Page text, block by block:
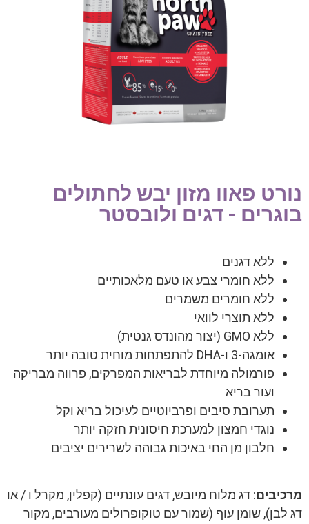
נורט פאוו מזון יבש לחתולים
בוגרים - דגים ולובסטר
ללא דגנים
ללא חומרי צבע או טעם מלאכותיים
ללא חומרים משמרים
ללא תוצרי לוואי
ללא GMO (יצור מהונדס גנטית)
אומגה-3 ו-DHA להתפתחות מוחית טובה יותר
פורמולה מיוחדת לבריאות המפרקים, פרווה מבריקה
ועור בריא
תערובת סיבים ופרביוטיים לעיכול בריא וקל
נוגדי חמצון למערכת חיסונית חזקה יותר
חלבון מן החי באיכות גבוהה לשרירים יציבים
מרכיבים: דג מלוח מיובש, דגים עונתיים (קפלין, מקרל ו / או
דג לבן), שומן עוף (שמור עם טוקופרולים מעורבים, מקור